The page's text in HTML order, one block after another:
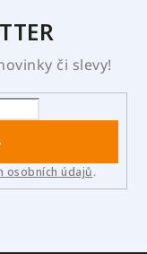
či slevy!
osobních údajů.